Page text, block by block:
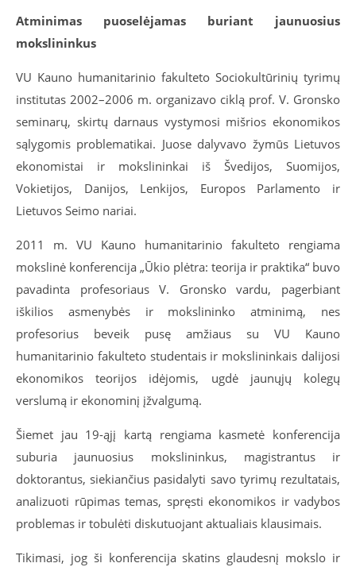
Atminimas puoselėjamas buriant jaunuosius
mokslininkus
VU Kauno humanitarinio fakulteto Sociokultūrinių tyrimų
institutas 2002–2006 m. organizavo ciklą prof. V. Gronsko
seminarų, skirtų darnaus vystymosi mišrios ekonomikos
sąlygomis problematikai. Juose dalyvavo žymūs Lietuvos
ekonomistai ir mokslininkai iš Švedijos, Suomijos,
Vokietijos, Danijos, Lenkijos, Europos Parlamento ir
Lietuvos Seimo nariai.
2011 m. VU Kauno humanitarinio fakulteto rengiama
mokslinė konferencija „Ūkio plėtra: teorija ir praktika“ buvo
pavadinta profesoriaus V. Gronsko vardu, pagerbiant
iškilios asmenybės ir mokslininko atminimą, nes
profesorius beveik pusę amžiaus su VU Kauno
humanitarinio fakulteto studentais ir mokslininkais dalijosi
ekonomikos teorijos idėjomis, ugdė jaunųjų kolegų
verslumą ir ekonominį įžvalgumą.
Šiemet jau 19-ąjį kartą rengiama kasmetė konferencija
suburia jaunuosius mokslininkus, magistrantus ir
doktorantus, siekiančius pasidalyti savo tyrimų rezultatais,
analizuoti rūpimas temas, spręsti ekonomikos ir vadybos
problemas ir tobulėti diskutuojant aktualiais klausimais.
Tikimasi, jog ši konferencija skatins glaudesnį mokslo ir